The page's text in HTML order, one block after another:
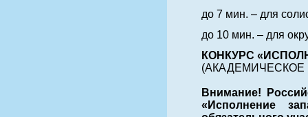
до 7 мин. – для
до 10 мин. – для
КОНКУРС
(АКАДЕМИЧЕСКОЕ
Внимание!
«Исполнение